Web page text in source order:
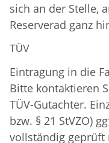
sich an der Stelle,
Reserverad ganz
TÜV
Eintragung in die
Bitte kontaktieren
TÜV-Gutachter.
bzw. § 21 StVZO)
vollständig geprüft